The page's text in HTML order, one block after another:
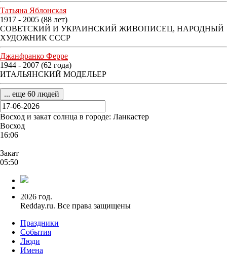
Татьяна Яблонская
1917 - 2005 (88 лет)
СОВЕТСКИЙ И УКРАИНСКИЙ ЖИВОПИСЕЦ, НАРОДНЫЙ
ХУДОЖНИК СССР
Джанфранко Ферре
1944 - 2007 (62 года)
ИТАЛЬЯНСКИЙ МОДЕЛЬЕР
... еще 60 людей
Восход и закат солнца в городе: Ланкастер
Восход
16:06
Закат
05:50
2026 год.
Redday.ru. Все права защищены
Праздники
События
Люди
Имена